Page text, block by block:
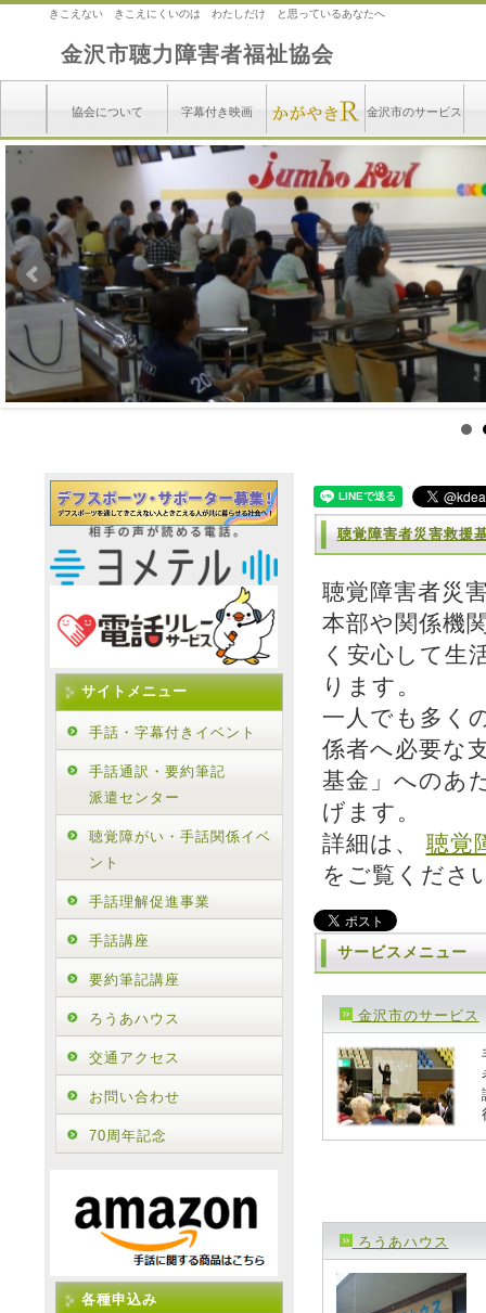
きこえない きこえにくいのは わたしだけ と思っているあなたへ
金沢市聴力障害者福祉協会
協会について 字幕付き映画 金沢市のサービス
聴覚障害者災害救援
聴覚障害者災
本部や関係機
く安心して生
ります。
一人でも多く
係者へ必要な
基金」へのあ
げます。
詳細は、 聴覚
をご覧くださ
サービスメニュー
金沢市のサービス
ろうあハウス
サイトメニュー
手話・字幕付きイベント
手話通訳・要約筆記
派遣センター
聴覚障がい・手話関係イベ
ント
手話理解促進事業
手話講座
要約筆記講座
ろうあハウス
交通アクセス
お問い合わせ
70周年記念
各種申込み